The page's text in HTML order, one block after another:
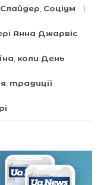
Слайдер, Соціум
Анна Джарвіс,
, коли День
, традиції